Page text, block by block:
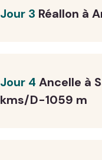
Jour 3 Réallon à
Jour 4 Ancelle à
kms/D-1059 m